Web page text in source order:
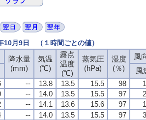
月9日 （１時間ごとの値）
降水量
(mm)
気温
(℃)
露点
温度
(℃)
蒸気圧
(hPa)
湿度
(％)
風
風
-- 13.8 13.5 15.5 98
-- 14.0 13.5 15.5 97
-- 14.1 13.6 15.6 97
-- 14.0 13.5 15.5 97